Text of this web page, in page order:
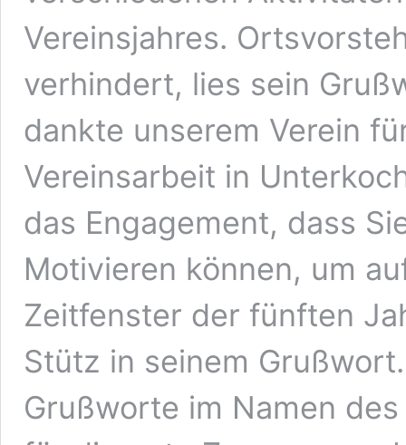
Vereinsjahres.
verhindert, lies sein
dankte unserem Verein
Vereinsarbeit in
das Engagement, dass
Motivieren können, um
Zeitfenster der fünften
Stütz in seinem
Grußworte im Namen